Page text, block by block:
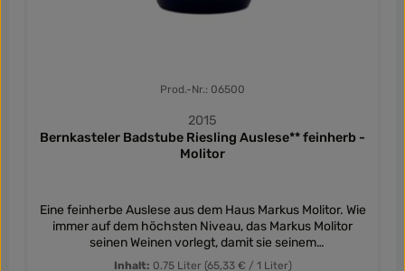
Prod.-Nr.: 06500
2015
Bernkasteler Badstube Riesling Auslese** feinherb -
Molitor
Eine feinherbe Auslese aus dem Haus Markus Molitor. Wie
immer auf dem höchsten Niveau, das Markus Molitor
seinen Weinen vorlegt, damit sie seinem
Qualitätsempfinden entsprechen.
Inhalt: 0.75 Liter (65,33 € / 1 Liter)